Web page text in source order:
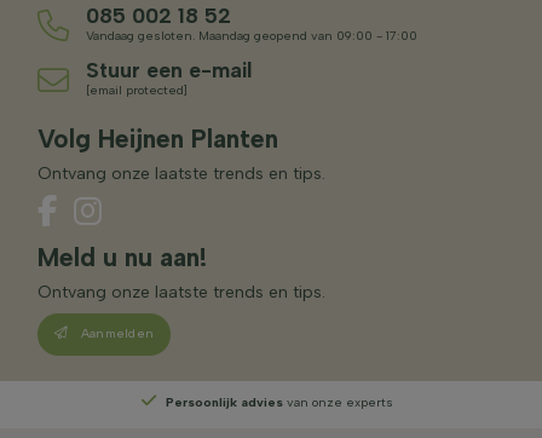
085 002 18 52
Vandaag gesloten. Maandag geopend van 09:00 - 17:00
Stuur een e-mail
[email protected]
Volg Heijnen Planten
Ontvang onze laatste trends en tips.
Meld u nu aan!
Ontvang onze laatste trends en tips.
Aanmelden
Persoonlijk advies van onze experts